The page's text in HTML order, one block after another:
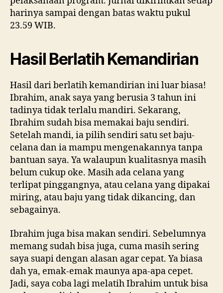
harinya sampai dengan batas waktu pukul
23.59 WIB.
Hasil Berlatih Kemandirian
Hasil dari berlatih kemandirian ini luar biasa!
Ibrahim, anak saya yang berusia 3 tahun ini
tadinya tidak terlalu mandiri. Sekarang,
Ibrahim sudah bisa memakai baju sendiri.
Setelah mandi, ia pilih sendiri satu set baju-
celana dan ia mampu mengenakannya tanpa
bantuan saya. Ya walaupun kualitasnya masih
belum cukup oke. Masih ada celana yang
terlipat pinggangnya, atau celana yang dipakai
miring, atau baju yang tidak dikancing, dan
sebagainya.
Ibrahim juga bisa makan sendiri. Sebelumnya
memang sudah bisa juga, cuma masih sering
saya suapi dengan alasan agar cepat. Ya biasa
dah ya, emak-emak maunya apa-apa cepet.
Jadi, saya coba lagi melatih Ibrahim untuk bisa